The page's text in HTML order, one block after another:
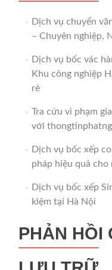
Dịch vụ chuyển
– Chuyên nghiệp,
Dịch vụ bốc vác
Khu công nghiệp
rẻ
Tra cứu vi phạm
với
Dịch vụ bốc xếp
pháp hiệu quả cho
Dịch vụ bốc xếp
kiệm tại Hà Nội
PHẢN HỒI